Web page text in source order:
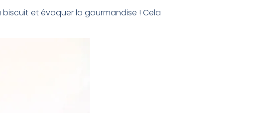
et évoquer la gourmandise ! Cela